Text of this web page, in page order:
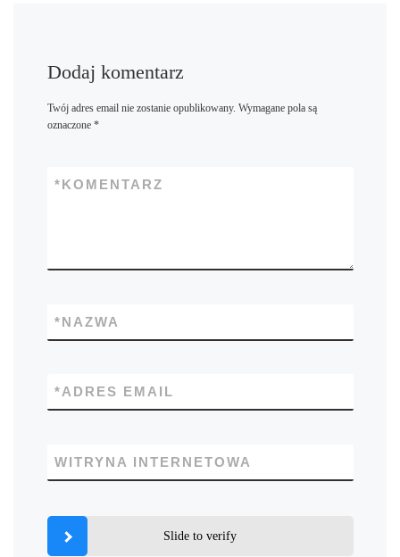
Dodaj komentarz
Twój adres email nie zostanie opublikowany. Wymagane pola są
oznaczone *
KOMENTARZ
*
NAZWA
*
ADRES EMAIL
*
WITRYNA INTERNETOWA
Slide to verify